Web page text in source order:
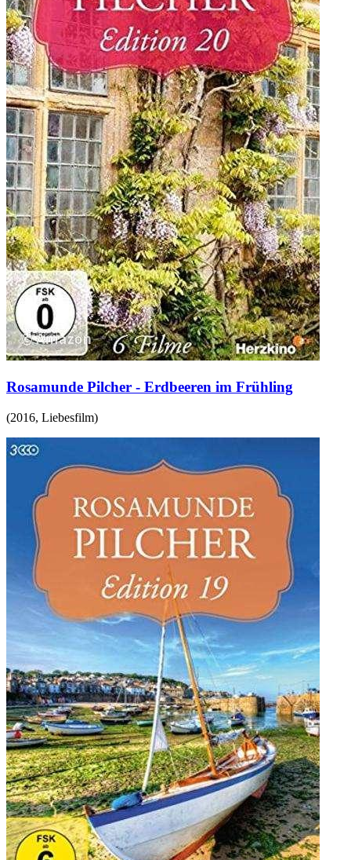
Rosamunde Pilcher - Erdbeeren im Frühling
(2016, Liebesfilm)